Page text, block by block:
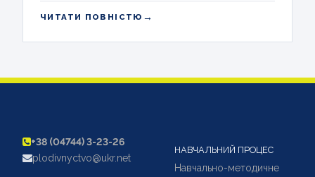
ЧИТАТИ ПОВНІСТЮ →
+38 (04744) 3-23-26
plodivnyctvo@ukr.net
НАВЧАЛЬНИЙ ПРОЦЕС
Навчально-методичне